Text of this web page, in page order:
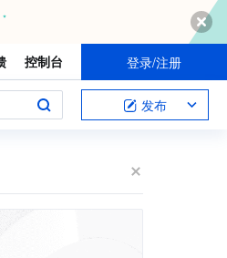
控制台 登录/注册
发布